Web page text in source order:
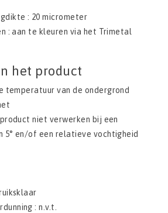
: 20 micrometer
: aan te kleuren via het Trimetal
het product
temperatuur van de ondergrond
niet verwerken bij een
5° en/of een relatieve vochtigheid
: n.v.t.